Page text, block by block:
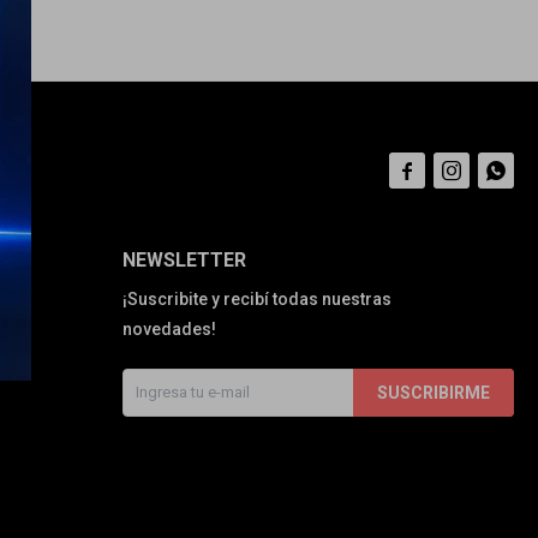
NEWSLETTER
¡Suscribite y recibí todas nuestras
novedades!
SUSCRIBIRME
  